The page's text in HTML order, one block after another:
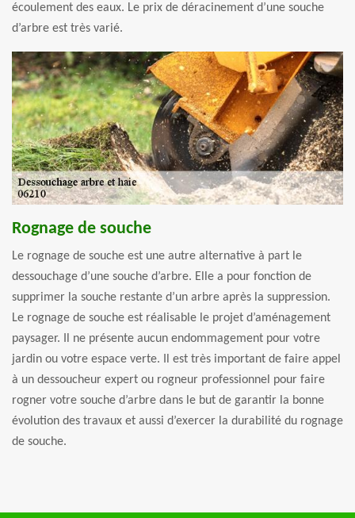
écoulement des eaux. Le prix de déracinement d’une souche
d’arbre est très varié.
Rognage de souche
Le rognage de souche est une autre alternative à part le
dessouchage d’une souche d’arbre. Elle a pour fonction de
supprimer la souche restante d’un arbre après la suppression.
Le rognage de souche est réalisable le projet d’aménagement
paysager. Il ne présente aucun endommagement pour votre
jardin ou votre espace verte. Il est très important de faire appel
à un dessoucheur expert ou rogneur professionnel pour faire
rogner votre souche d’arbre dans le but de garantir la bonne
évolution des travaux et aussi d’exercer la durabilité du rognage
de souche.